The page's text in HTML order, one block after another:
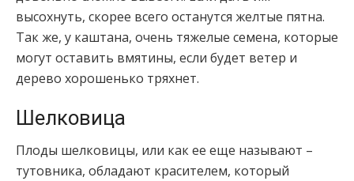
высохнуть, скорее всего останутся желтые пятна.
Так же, у каштана, очень тяжелые семена, которые
могут оставить вмятины, если будет ветер и
дерево хорошенько тряхнет.
Шелковица
Плоды шелковицы, или как ее еще называют –
тутовника, обладают красителем, который